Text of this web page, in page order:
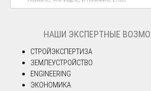
НАШИ ЭКСПЕРТНЫЕ
СТРОЙЭКСПЕРТИЗА
ЗЕМЛЕУСТРОЙСТВО
ENGINEERING
ЭКОНОМИКА